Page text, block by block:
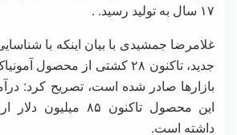
۱۷ سال به تولید رسید. .
غلامرضا جمشیدی با بیان اینکه با
جدید، تاکنون ۲۸ کشتی از
بازارها صادر شده است، تصریح کرد:
این محصول تاکنون ۸۵
داشته است.